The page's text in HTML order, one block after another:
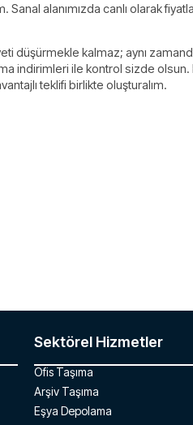
alanımızda canlı olarak
düşürmekle kalmaz; aynı
indirimleri ile kontrol sizde
teklifi birlikte oluşturalım.
Sektörel Hizmetler
Ofis Taşıma
Arşiv Taşıma
Eşya Depolama